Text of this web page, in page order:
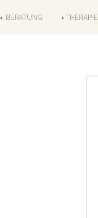
◐ BERATUNG ◑ THERAPIE